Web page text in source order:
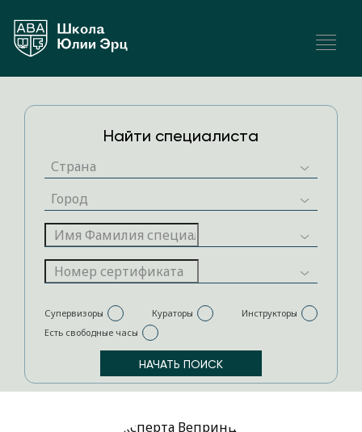
Найти специалиста
Супервизоры Кураторы
Инструкторы
Есть свободные часы